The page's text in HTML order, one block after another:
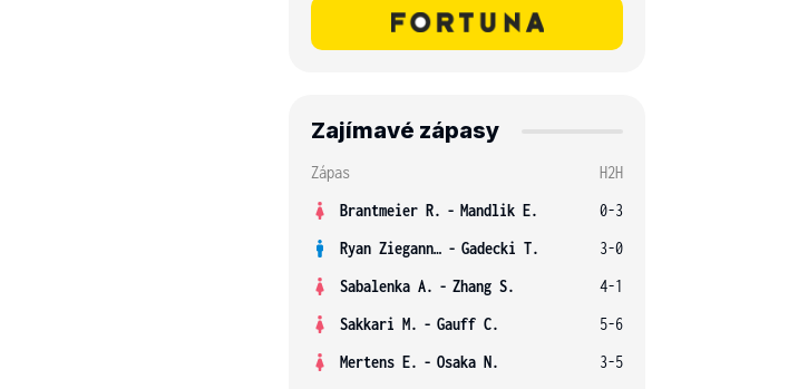
Zajímavé zápasy
Zápas
H2H
Brantmeier R. - Mandlik E.
0-3
Ryan Ziegann S. - Gadecki T.
3-0
Sabalenka A. - Zhang S.
4-1
Sakkari M. - Gauff C.
5-6
Mertens E. - Osaka N.
3-5